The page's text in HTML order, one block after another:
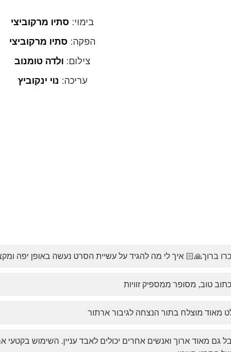
בימוי: סתיו מרקוביצי
הפקה: סתיו מרקוביצי
צילום: ולדה טומנוב
עריכה: נוי ינקוביץ
ברוך🙏🏻 איך לי מה להגיד על עשיית הסרט נעשה באופן יפה
טוב, מסופר ממספיק זוויות
מאוד מוצלח בתור הנצחה לגיבור ארתור
גם מאוד ארוך ואנשים אחרים יכולים לאבד עניין. השימוש בקטעי